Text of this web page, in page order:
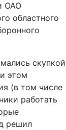
ОАО
областного
скупкой
этом
(в том числе
работать
решил